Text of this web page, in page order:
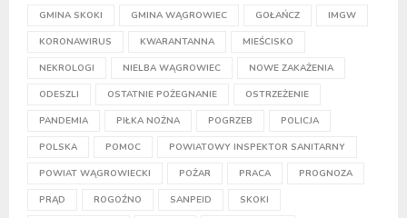
GMINA SKOKI GMINA WĄGROWIEC GOŁAŃCZ IMGW
KORONAWIRUS KWARANTANNA MIEŚCISKO
NEKROLOGI NIELBA WĄGROWIEC NOWE ZAKAŻENIA
ODESZLI OSTATNIE POŻEGNANIE OSTRZEŻENIE
PANDEMIA PIŁKA NOŻNA POGRZEB POLICJA
POLSKA POMOC POWIATOWY INSPEKTOR SANITARNY
POWIAT WĄGROWIECKI POŻAR PRACA PROGNOZA
PRĄD ROGOŹNO SANPEID SKOKI